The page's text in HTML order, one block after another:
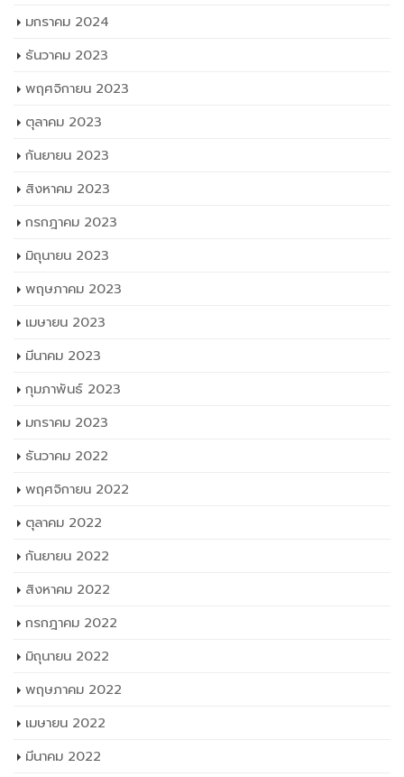
มกราคม 2024
ธันวาคม 2023
พฤศจิกายน 2023
ตุลาคม 2023
กันยายน 2023
สิงหาคม 2023
กรกฎาคม 2023
มิถุนายน 2023
พฤษภาคม 2023
เมษายน 2023
มีนาคม 2023
กุมภาพันธ์ 2023
มกราคม 2023
ธันวาคม 2022
พฤศจิกายน 2022
ตุลาคม 2022
กันยายน 2022
สิงหาคม 2022
กรกฎาคม 2022
มิถุนายน 2022
พฤษภาคม 2022
เมษายน 2022
มีนาคม 2022